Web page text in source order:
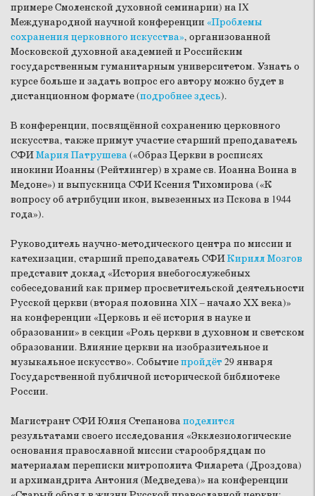
примере Смоленской духовной семинарии) на IX
Международной научной конференции «Проблемы
сохранения церковного искусства», организованной
Московской духовной академией и Российским
государственным гуманитарным университетом. Узнать о
курсе больше и задать вопрос его автору можно будет в
дистанционном формате (подробнее здесь).
В конференции, посвящённой сохранению церковного
искусства, также примут участие старший преподаватель
СФИМария Патрушева(«Образ Церкви в росписях
инокини Иоанны (Рейтлингер) в храме св. Иоанна Воина в
Медоне») и выпускница СФИ Ксения Тихомирова («К
вопросу об атрибуции икон, вывезенных из Пскова в 1944
года»).
Руководитель научно-методического центра по миссии и
катехизации, старший преподаватель СФИКирилл Мозгов
представит доклад «История внебогослужебных
собеседований как пример просветительской деятельности
Русской церкви (вторая половина XIX – начало ХХ века)»
на конференции «Церковь и её история в науке и
образовании» в секции «Роль церкви в духовном и светском
образовании. Влияние церкви на изобразительное и
музыкальное искусство». Событиепройдёт29 января
Государственной публичной исторической библиотеке
России.
Магистрант СФИ Юлия Степановаподелится
результатами своего исследования «Экклезиологические
основания православной миссии cтарообрядцам по
материалам переписки митрополита Филарета (Дроздова)
и архимандрита Антония (Медведева)» на конференции